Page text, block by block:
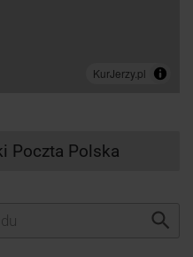
Poczta Polska